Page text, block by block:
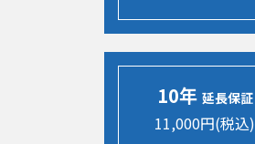
10年 延長保証
11,000円(税込)